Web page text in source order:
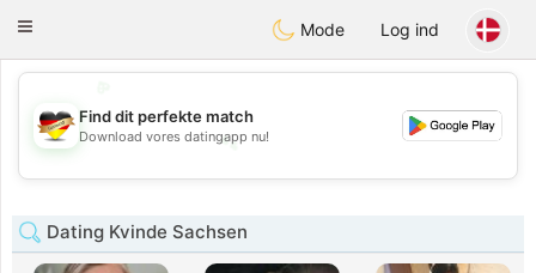
Deutsch Dating
Toggle
Mode Log ind
💖
💕
💖
💕
Find dit perfekte match
Download vores datingapp nu!
Dating Kvinde Sachsen